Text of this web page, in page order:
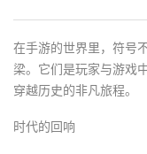
在手游的世界里，符号
梁。它们是玩家与游戏
穿越历史的非凡旅程。
时代的回响